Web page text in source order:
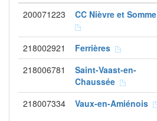
200071223
CC Nièvre et Somme
218002921 Ferrières
218006781
Saint-Vaast-en-
Chaussée
218007334 Vaux-en-Amiénois